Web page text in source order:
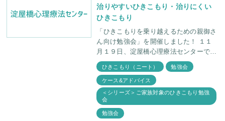
治りやすいひきこもり・治りにくい
ひきこもり
「ひきこもりを乗り越えるための親御さ
ん向け勉強会」を開催しました！ １１
月１９日、淀屋橋心理療法センターでは
第２回目となる「ひきこもりを乗り越え
るための親御さん向け勉強会」を開催い
たしま
ひきこもり（ニート） 勉強会
ケース&アドバイス
＜シリーズ＞ご家族対象のひきこもり勉強
会
勉強会